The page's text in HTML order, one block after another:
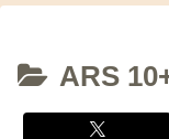
ARS